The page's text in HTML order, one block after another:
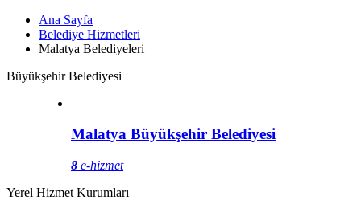
Ana Sayfa
Belediye Hizmetleri
Malatya Belediyeleri
Büyükşehir Belediyesi
Malatya Büyükşehir Belediyesi
8 e-hizmet
Yerel Hizmet Kurumları